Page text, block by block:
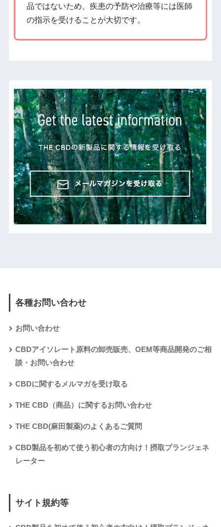
品ではないため、疾患の予防や治療等には医師
の指示を受けることが大切です。
各種お問い合わせ
お問い合わせ
CBDアイソレート原料の卸売販売、OEM等商品開発のご相
談・お問い合わせ
CBDに関するメルマガを受け取る
THE CBD（商品）に関するお問い合わせ
THE CBD(麻田製薬)のよくあるご質問
CBD製品を初めて使う初心者の方向け！摂取プランジェネ
レーター
サイト規約等